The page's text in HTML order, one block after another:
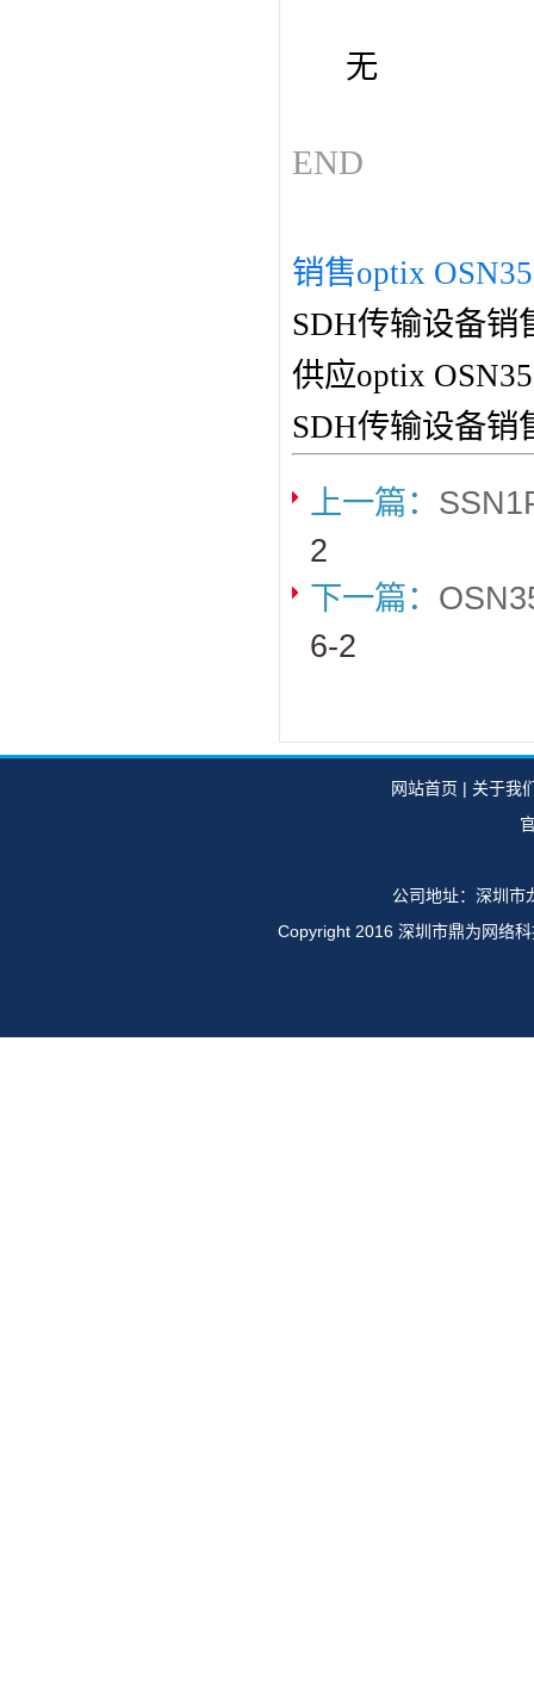
无
END
销售optix
SDH传输设备销
供应optix
SDH传输设备销
上一篇：
2
下一篇：
6-2
网站首页 | 关于我
公司地址：深圳市
Copyright 2016 深圳市鼎为网络